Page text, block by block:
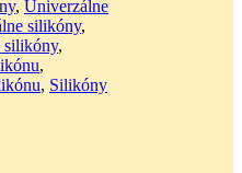
, Univerzálne
silikóny,
silikóny,
,
, Silikóny